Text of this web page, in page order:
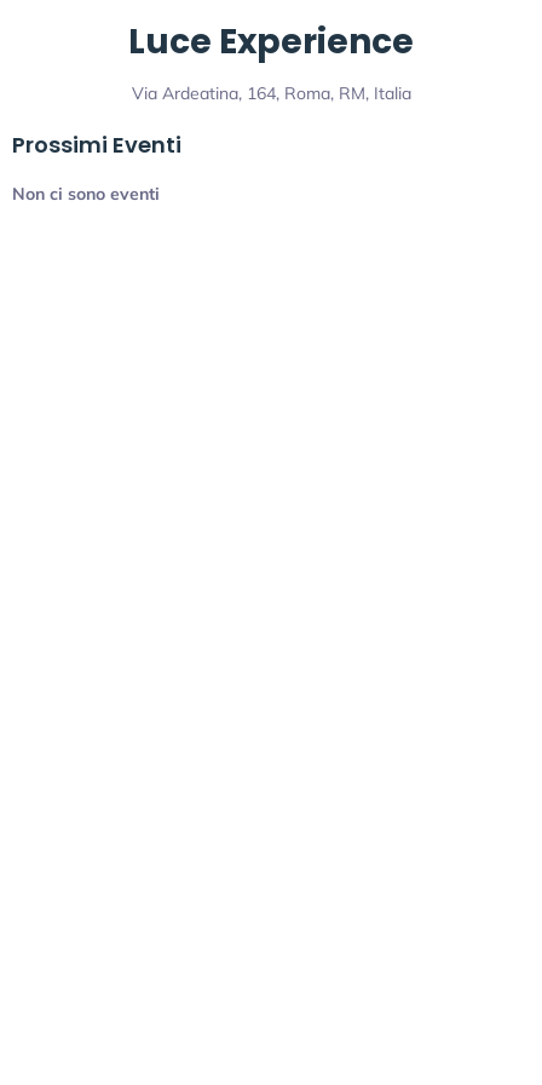
Luce Experience
Via Ardeatina, 164, Roma, RM, Italia
Prossimi Eventi
Non ci sono eventi